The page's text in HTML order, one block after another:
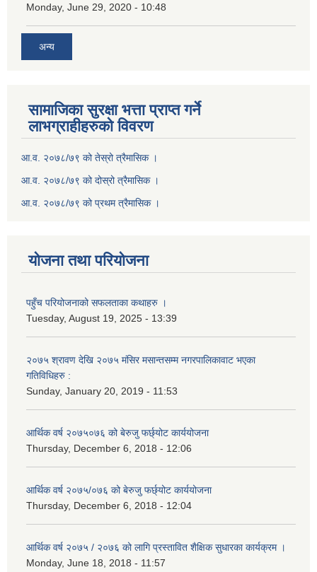
Monday, June 29, 2020 - 10:48
अन्य
सामाजिका सुरक्षा भत्ता प्राप्त गर्ने
लाभग्राहीहरुको विवरण
आ.व. २०७८/७९ को तेस्रो त्रैमासिक ।
आ.व. २०७८/७९ को दोस्रो त्रैमासिक ।
आ.व. २०७८/७९ को प्रथम त्रैमासिक ।
योजना तथा परियोजना
पहुँच परियोजनाको सफलताका कथाहरु ।
Tuesday, August 19, 2025 - 13:39
२०७५ श्रावण देखि २०७५ मंसिर मसान्तसम्म नगरपालिकावाट भएका
गतिविधिहरु :
Sunday, January 20, 2019 - 11:53
आर्थिक वर्ष २०७५०७६ को बेरुजु फर्छ्योट कार्ययोजना
Thursday, December 6, 2018 - 12:06
आर्थिक वर्ष २०७५/०७६ को बेरुजु फर्छ्योट कार्ययोजना
Thursday, December 6, 2018 - 12:04
आर्थिक वर्ष २०७५ / २०७६ को लागि प्रस्तावित शैक्षिक सुधारका कार्यक्रम ।
Monday, June 18, 2018 - 11:57